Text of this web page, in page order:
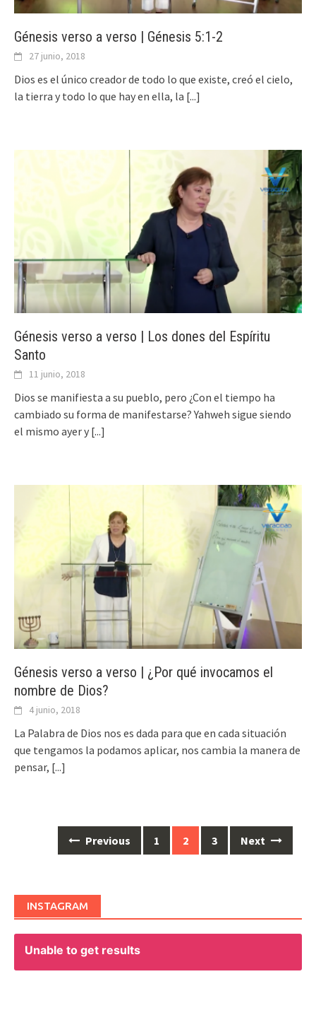
Génesis verso a verso | Génesis 5:1-2
27 junio, 2018
Dios es el único creador de todo lo que existe, creó el cielo,
la tierra y todo lo que hay en ella, la [...]
Génesis verso a verso | Los dones del Espíritu
Santo
11 junio, 2018
Dios se manifiesta a su pueblo, pero ¿Con el tiempo ha
cambiado su forma de manifestarse? Yahweh sigue siendo
el mismo ayer y [...]
Génesis verso a verso | ¿Por qué invocamos el
nombre de Dios?
4 junio, 2018
La Palabra de Dios nos es dada para que en cada situación
que tengamos la podamos aplicar, nos cambia la manera de
pensar, [...]
Previous 1 2 3 Next
INSTAGRAM
Unable to get results